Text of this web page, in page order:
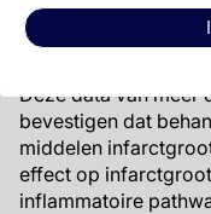
Conclusie
Deze data van meer
bevestigen dat
middelen
effect op
inflammatoire